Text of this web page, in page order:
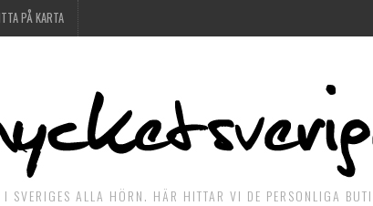
PÅ KARTA
SVERIGES ALLA HÖRN. HÄR HITTAR VI DE PERSONLIGA